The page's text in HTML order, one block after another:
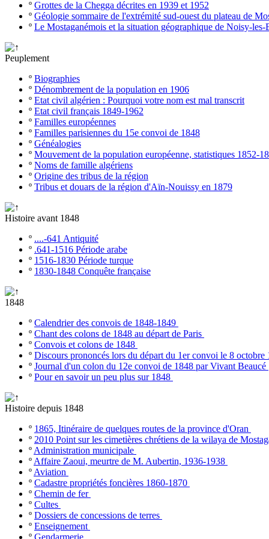
º Grottes de la Chegga décrites en 1939 et 1952
º Géologie sommaire de l'extrémité sud-ouest du plateau de
º Le Mostaganémois et la situation géographique de Noisy-les-
Peuplement
º Biographies
º Dénombrement de la population en 1906
º Etat civil algérien : Pourquoi votre nom est mal transcrit
º Etat civil français 1849-1962
º Familles européennes
º Familles parisiennes du 15e convoi de 1848
º Généalogies
º Mouvement de la population européenne, statistiques 1852-
º Noms de famille algériens
º Origine des tribus de la région
º Tribus et douars de la région d'Aïn-Nouissy en 1879
Histoire avant 1848
º ....-641 Antiquité
º .641-1516 Période arabe
º 1516-1830 Période turque
º 1830-1848 Conquête française
1848
º Calendrier des convois de 1848-1849
º Chant des colons de 1848 au départ de Paris
º Convois et colons de 1848
º Discours prononcés lors du départ du 1er convoi le 8 octobre
º Journal d'un colon du 12e convoi de 1848 par Vivant Beaucé
º Pour en savoir un peu plus sur 1848
Histoire depuis 1848
º 1865, Itinéraire de quelques routes de la province d'Oran
º 2010 Point sur les cimetières chrétiens de la wilaya de
º Administration municipale
º Affaire Zaoui, meurtre de M. Aubertin, 1936-1938
º Aviation
º Cadastre propriétés foncières 1860-1870
º Chemin de fer
º Cultes
º Dossiers de concessions de terres
º Enseignement
º Gendarmerie